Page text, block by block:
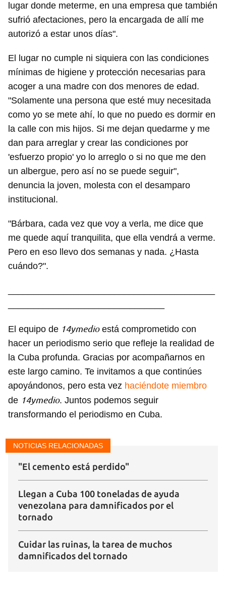
lugar donde meterme, en una empresa que también
sufrió afectaciones, pero la encargada de allí me
autorizó a estar unos días".
El lugar no cumple ni siquiera con las condiciones
mínimas de higiene y protección necesarias para
acoger a una madre con dos menores de edad.
"Solamente una persona que esté muy necesitada
como yo se mete ahí, lo que no puedo es dormir en
la calle con mis hijos. Si me dejan quedarme y me
dan para arreglar y crear las condiciones por
'esfuerzo propio' yo lo arreglo o si no que me den
un albergue, pero así no se puede seguir",
denuncia la joven, molesta con el desamparo
institucional.
"Bárbara, cada vez que voy a verla, me dice que
me quede aquí tranquilita, que ella vendrá a verme.
Pero en eso llevo dos semanas y nada. ¿Hasta
cuándo?".
El equipo de 14ymedioestá comprometido con
hacer un periodismo serio que refleje la realidad de
la Cuba profunda. Gracias por acompañarnos en
este largo camino. Te invitamos a que continúes
apoyándonos, pero esta vez haciéndote miembro
de 14ymedio. Juntos podemos seguir
transformando el periodismo en Cuba.
NOTICIAS RELACIONADAS
"El cemento está perdido"
Llegan a Cuba 100 toneladas de ayuda
venezolana para damnificados por el
tornado
Cuidar las ruinas, la tarea de muchos
damnificados del tornado